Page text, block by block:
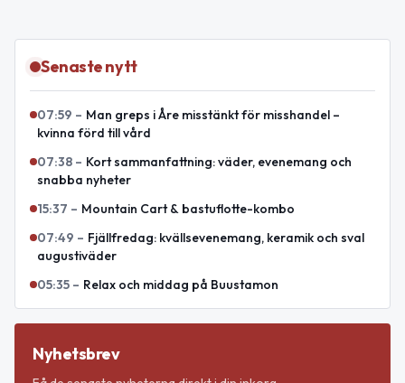
Senaste nytt
07:59 – Man greps i Åre misstänkt för misshandel –
kvinna förd till vård
07:38 – Kort sammanfattning: väder, evenemang och
snabba nyheter
15:37 – Mountain Cart & bastuflotte-kombo
07:49 – Fjällfredag: kvällsevenemang, keramik och sval
augustiväder
05:35 – Relax och middag på Buustamon
Nyhetsbrev